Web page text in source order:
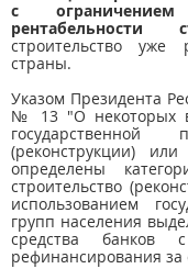
с
рентабельности
строительство уже
страны.
Указом Президента
№ 13 "О некоторых
(реконструкции)
определены
строительство
использованием
групп населения
средства банков
рефинансирования за